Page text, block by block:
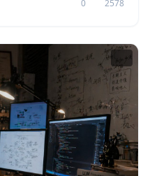
0 2578